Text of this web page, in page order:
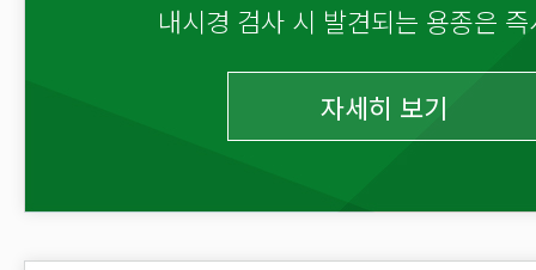
내시경 검사 시 발견되는 용종은
자세히 보기